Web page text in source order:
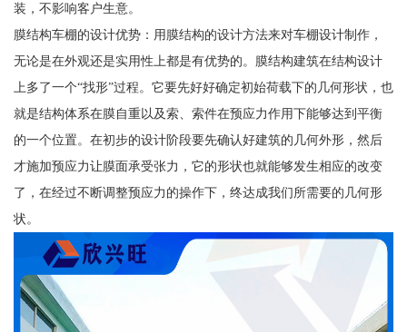
装，不影响客户生意。
膜结构车棚的设计优势：用膜结构的设计方法来对车棚设计制作，
无论是在外观还是实用性上都是有优势的。膜结构建筑在结构设计
上多了一个“找形”过程。它要先好好确定初始荷载下的几何形状，也
就是结构体系在膜自重以及索、索件在预应力作用下能够达到平衡
的一个位置。在初步的设计阶段要先确认好建筑的几何外形，然后
才施加预应力让膜面承受张力，它的形状也就能够发生相应的改变
了，在经过不断调整预应力的操作下，终达成我们所需要的几何形
状。